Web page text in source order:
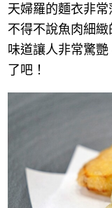
天婦羅的麵衣非
不得不說魚肉細緻
味道讓人非常驚
了吧！